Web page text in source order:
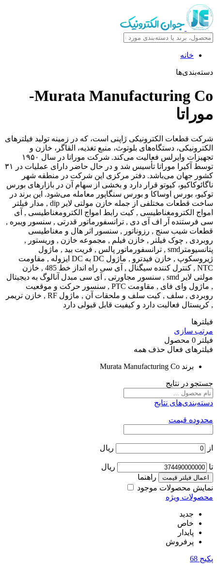
خانه
دسته‌بندی‌ها
Murata Manufacturing Co-
موراتا
شرکت قطعات الکترونیکی ژاپنی است، که در زمینه تولید فیلترهای
الکترونیکی، دستگاه‌های بلوتوث، منبع تغذیه، القاگر، خازن و
تجهیزات وایرلس فعالیت می‌کند. شرکت موراتا در سال ۱۹۵۰
توسط آکیرا موراتا تأسیس شد و در حال حاضر دارای عملیات در ۳۱
کشور جهان می‌باشد. دفتر مرکزی این شرکت در منطقه شهر
ناگائوکاکیو، کیوتو قرار دارد و بخشی از سهام آن در بازارهای بورس
توکیو، بورس اوساکا و بورس سنگاپور معامله می‌شود.‌ این برند در
ساخت قطعات مختلفی از جمله خازن مولتی لایر dip , مدار فیلتر
امواج الکترومغناطیسی , کیت رابط امواج الکترومغناطیسی , آی
سی فرستنده آر اف آی دی , ترانسفورماتور قدرتی , سنسور ویبره ,
قطعات شیب سنج , رزوناتور , سنسور اثر هال و مغناطیسی
روبردی , چوک فیلتر , خازن فیلم , مجموعه خازن , وریستور ,
پتانسیومترsmd , ترانسفورماتور پالس , فریت بید , ماژول
ژیروسکوپ , خازن فیدترو , ماژول DC به DC ایزوله , مقاومت
NTC , کنترل کننده سیگنال , آی سی راه انداز خط 485 , خازن
مولتی لایر smd , سنسور مجاورتی , آی سی مبدل آنالوگ به دیجیتال
, ماژول وای فای , مقاومت PTC , سنسور حرکت و موقعیت
روبردی , سلف , کیت سلف و ملحقات آن , ماژول RF , خازن تریمر
, کریستال فعالیت دارد و کیفیت قابل قبولی دارد
فیلترها
مرتب سازی
فیلتر 0 محصول
فیلترهای فعال حذف همه
برند Murata Manufacturing Co
جستجو در نتایج
دسته‌بندی‌های نتایج
محدوده قیمت
از ریال
تا ریال
اعمال فیلتر قیمت
راهنما
نمایش محصولات موجود
محصولات ویژه
جدید
خاص
پایدار
پرفروش
پکیج 68